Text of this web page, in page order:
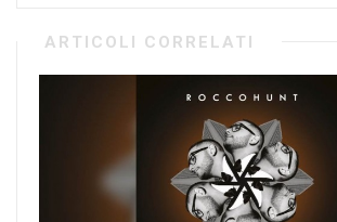
ARTICOLI CORRELATI